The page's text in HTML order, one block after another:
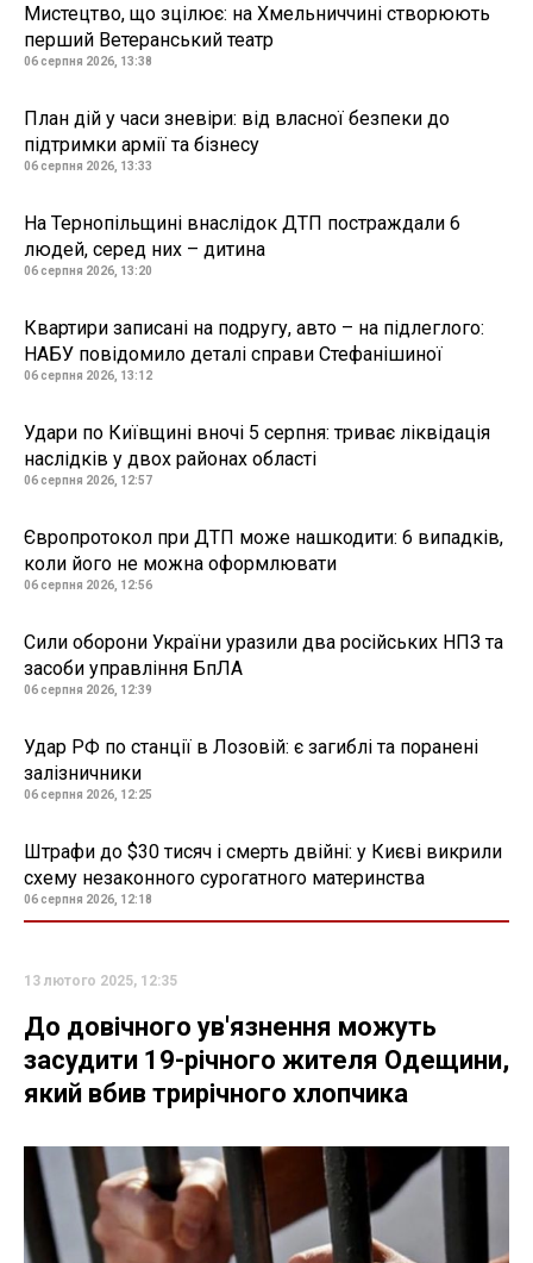
Мистецтво, що зцілює: на Хмельниччині створюють
перший Ветеранський театр
06 серпня 2026, 13:38
План дій у часи зневіри: від власної безпеки до
підтримки армії та бізнесу
06 серпня 2026, 13:33
На Тернопільщині внаслідок ДТП постраждали 6
людей, серед них – дитина
06 серпня 2026, 13:20
Квартири записані на подругу, авто – на підлеглого:
НАБУ повідомило деталі справи Стефанішиної
06 серпня 2026, 13:12
Удари по Київщині вночі 5 серпня: триває ліквідація
наслідків у двох районах області
06 серпня 2026, 12:57
Європротокол при ДТП може нашкодити: 6 випадків,
коли його не можна оформлювати
06 серпня 2026, 12:56
Сили оборони України уразили два російських НПЗ та
засоби управління БпЛА
06 серпня 2026, 12:39
Удар РФ по станції в Лозовій: є загиблі та поранені
залізничники
06 серпня 2026, 12:25
Штрафи до $30 тисяч і смерть двійні: у Києві викрили
схему незаконного сурогатного материнства
06 серпня 2026, 12:18
13 лютого 2025, 12:35
До довічного ув'язнення можуть
засудити 19-річного жителя Одещини,
який вбив трирічного хлопчика